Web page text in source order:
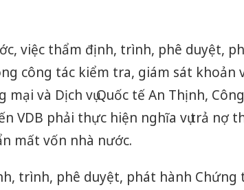
việc thẩm định, trình, phê duyệt,
công tác kiểm tra, giám sát khoản
và Dịch vụ Quốc tế An Thịnh,
VDB phải thực hiện nghĩa vụ trả nợ
mất vốn nhà nước.
trình, phê duyệt, phát hành Chứng